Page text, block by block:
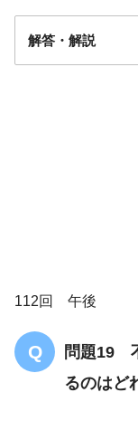
解答・解説
112回 午後
問題19
るのはど